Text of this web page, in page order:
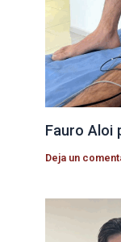
Fauro Aloi
Deja un